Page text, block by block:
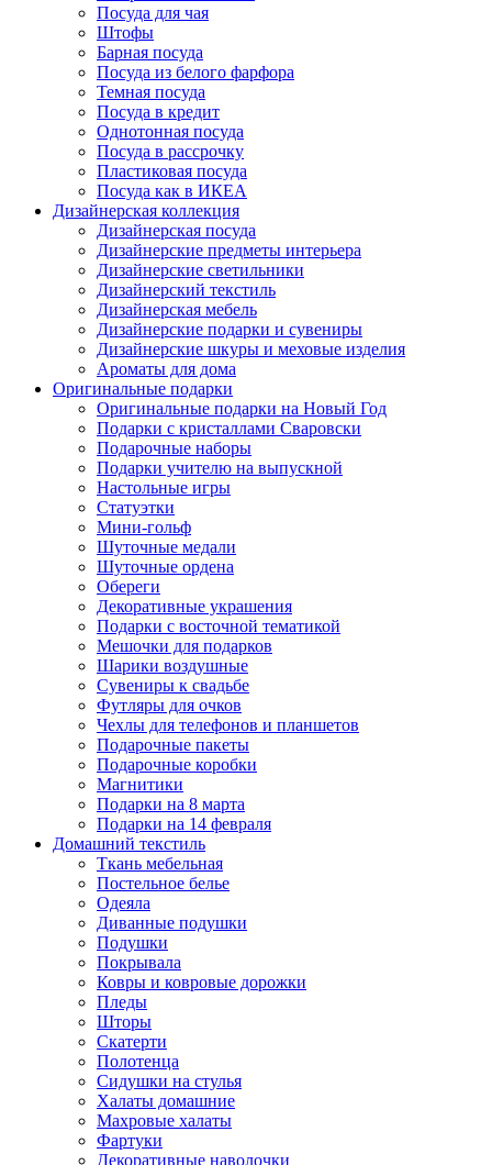
Посуда для чая
Штофы
Барная посуда
Посуда из белого фарфора
Темная посуда
Посуда в кредит
Однотонная посуда
Посуда в рассрочку
Пластиковая посуда
Посуда как в ИКЕА
Дизайнерская коллекция
Дизайнерская посуда
Дизайнерские предметы интерьера
Дизайнерские светильники
Дизайнерский текстиль
Дизайнерская мебель
Дизайнерские подарки и сувениры
Дизайнерские шкуры и меховые изделия
Ароматы для дома
Оригинальные подарки
Оригинальные подарки на Новый Год
Подарки с кристаллами Сваровски
Подарочные наборы
Подарки учителю на выпускной
Настольные игры
Статуэтки
Мини-гольф
Шуточные медали
Шуточные ордена
Обереги
Декоративные украшения
Подарки с восточной тематикой
Мешочки для подарков
Шарики воздушные
Сувениры к свадьбе
Футляры для очков
Чехлы для телефонов и планшетов
Подарочные пакеты
Подарочные коробки
Магнитики
Подарки на 8 марта
Подарки на 14 февраля
Домашний текстиль
Ткань мебельная
Постельное белье
Одеяла
Диванные подушки
Подушки
Покрывала
Ковры и ковровые дорожки
Пледы
Шторы
Скатерти
Полотенца
Сидушки на стулья
Халаты домашние
Махровые халаты
Фартуки
Декоративные наволочки